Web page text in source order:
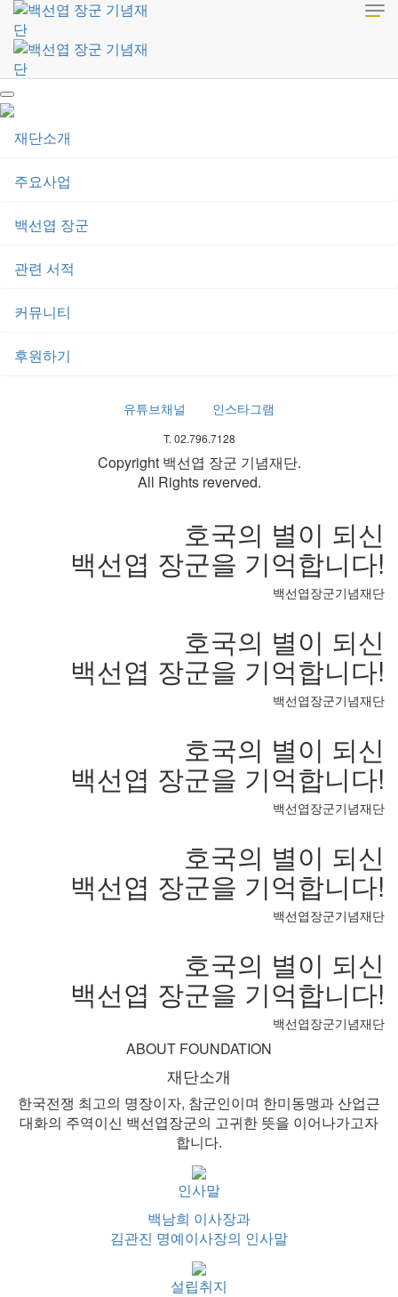
재단소개
주요사업
백선엽 장군
관련 서적
커뮤니티
후원하기
유튜브채널 인스타그램
T. 02.796.7128
Copyright 백선엽 장군 기념재단.
All Rights reverved.
호국의 별이 되신
백선엽 장군을 기억합니다!
백선엽장군기념재단
호국의 별이 되신
백선엽 장군을 기억합니다!
백선엽장군기념재단
호국의 별이 되신
백선엽 장군을 기억합니다!
백선엽장군기념재단
호국의 별이 되신
백선엽 장군을 기억합니다!
백선엽장군기념재단
호국의 별이 되신
백선엽 장군을 기억합니다!
백선엽장군기념재단
ABOUT FOUNDATION
재단소개
한국전쟁 최고의 명장이자, 참군인이며 한미동맹과 산업근
대화의 주역이신 백선엽장군의 고귀한 뜻을 이어나가고자
합니다.
인사말
백남희 이사장과
김관진 명예이사장의 인사말
설립취지